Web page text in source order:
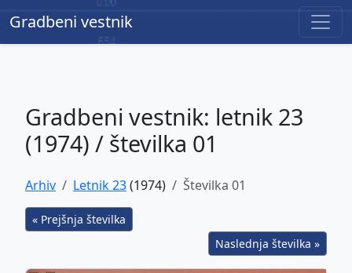
Gradbeni vestnik
Gradbeni vestnik
Gradbeni vestnik: letnik 23
(1974) / številka 01
Arhiv Letnik 23(1974) Številka 01
« Prejšnja številka
Naslednja številka »